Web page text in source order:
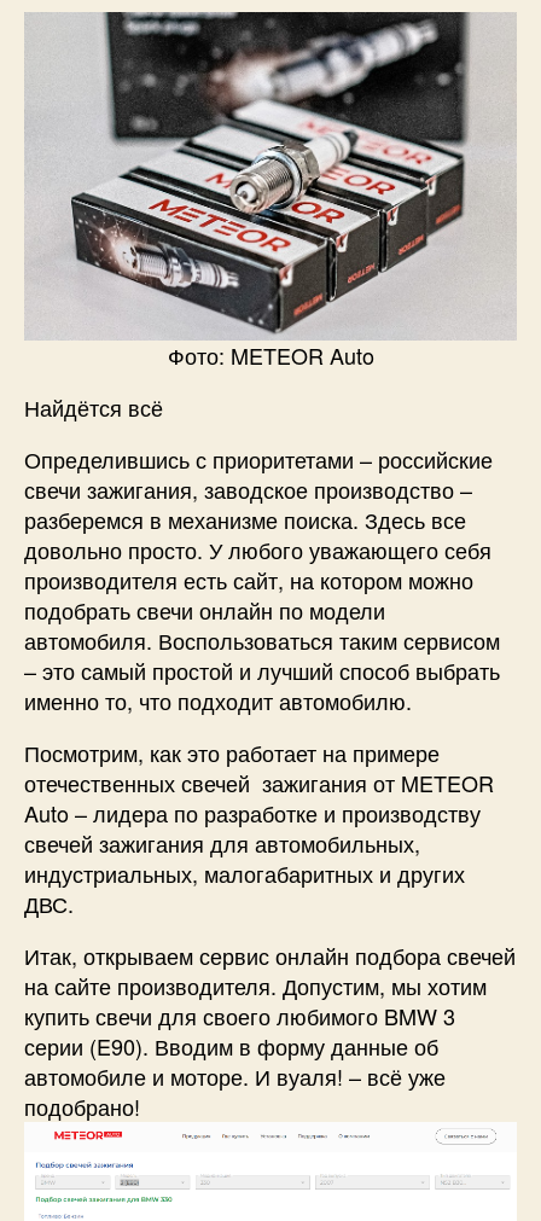
Фото: METEOR Auto​​
Найдётся всё
Определившись с приоритетами – российские
свечи зажигания, заводское производство –
разберемся в механизме поиска. Здесь все
довольно просто. У любого уважающего себя
производителя есть сайт, на котором можно
подобрать свечи онлайн по модели
автомобиля. Воспользоваться таким сервисом
– это самый простой и лучший способ выбрать
именно то, что подходит автомобилю.
Посмотрим, как это работает на примере
отечественных свечей зажигания от METEOR
Auto – лидера по разработке и производству
свечей зажигания для автомобильных,
индустриальных, малогабаритных и других
ДВС.
Итак, открываем сервис онлайн подбора свечей
на сайте производителя. Допустим, мы хотим
купить свечи для своего любимого BMW 3
серии (E90). Вводим в форму данные об
автомобиле и моторе. И вуаля! – всё уже
подобрано!